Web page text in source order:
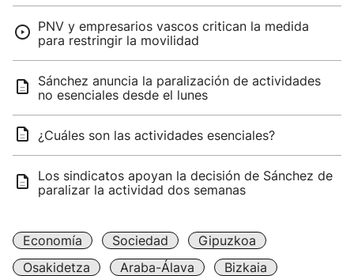
PNV y empresarios vascos critican la medida
para restringir la movilidad
Sánchez anuncia la paralización de actividades
no esenciales desde el lunes
¿Cuáles son las actividades esenciales?
Los sindicatos apoyan la decisión de Sánchez de
paralizar la actividad dos semanas
Economía Sociedad
Gipuzkoa
Osakidetza
Araba-Álava
Bizkaia